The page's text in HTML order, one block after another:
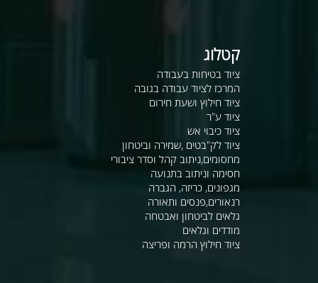
קטלוג
ציוד בטיחות בעבודה
המרכז לציוד עבודה בגובה
ציוד חילוץ ושעת חירום
ציוד ע"ר
ציוד כיבוי אש
ציוד לק"בטים ,שמירה וביטחון
מחסומים,ניתוב קהל וסדר ציבורי
חסימה וניתוב בתנועה
מגפונים, כריזה, הגברה
רנאורים,פנסים ותאורה
גלאים לביטחון ואבטחה
מודדים וגלאים
ציוד חילוץ הרמה ופריצה